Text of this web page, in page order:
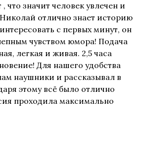
, что значит человек увлечен и
отлично знает историю
с первых минут, он
чувством юмора! Подача
легкая и живая. 2,5 часа
Для нашего удобства
наушники и рассказывал в
этому всё было отлично
проходила максимально